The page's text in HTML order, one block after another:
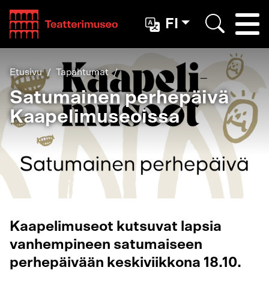
Teatterimuseo
FI
Etusivu Tapahtumat
Satumainen perhepäivä
Kaapelimuseoissa
Kaapelimuseot kutsuvat lapsia
vanhempineen satumaiseen
perhepäivään keskiviikkona 18.10.